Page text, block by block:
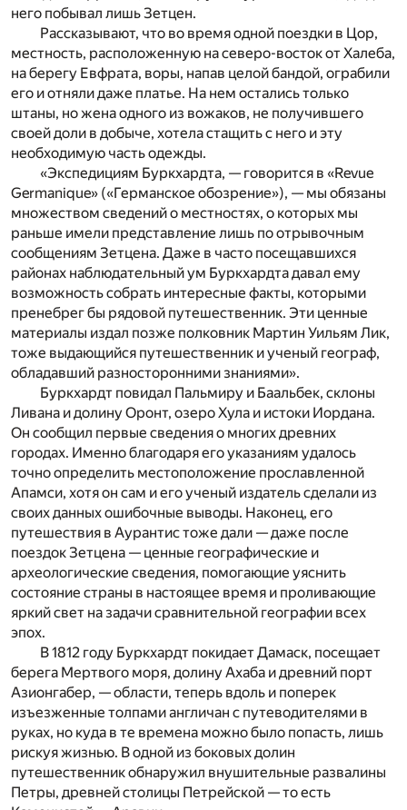
него побывал лишь Зетцен.
Рассказывают, что во время одной поездки в Цор,
местность, расположенную на северо-восток от Халеба,
на берегу Евфрата, воры, напав целой бандой, ограбили
его и отняли даже платье. На нем остались только
штаны, но жена одного из вожаков, не получившего
своей доли в добыче, хотела стащить с него и эту
необходимую часть одежды.
«Экспедициям Буркхардта, — говорится в «Revue
Germanique» («Германское обозрение»), — мы обязаны
множеством сведений о местностях, о которых мы
раньше имели представление лишь по отрывочным
сообщениям Зетцена. Даже в часто посещавшихся
районах наблюдательный ум Буркхардта давал ему
возможность собрать интересные факты, которыми
пренебрег бы рядовой путешественник. Эти ценные
материалы издал позже полковник Мартин Уильям Лик,
тоже выдающийся путешественник и ученый географ,
обладавший разносторонними знаниями».
Буркхардт повидал Пальмиру и Баальбек, склоны
Ливана и долину Оронт, озеро Хула и истоки Иордана.
Он сообщил первые сведения о многих древних
городах. Именно благодаря его указаниям удалось
точно определить местоположение прославленной
Апамси, хотя он сам и его ученый издатель сделали из
своих данных ошибочные выводы. Наконец, его
путешествия в Аурантис тоже дали — даже после
поездок Зетцена — ценные географические и
археологические сведения, помогающие уяснить
состояние страны в настоящее время и проливающие
яркий свет на задачи сравнительной географии всех
эпох.
В 1812 году Буркхардт покидает Дамаск, посещает
берега Мертвого моря, долину Ахаба и древний порт
Азионгабер, — области, теперь вдоль и поперек
изъезженные толпами англичан с путеводителями в
руках, но куда в те времена можно было попасть, лишь
рискуя жизнью. В одной из боковых долин
путешественник обнаружил внушительные развалины
Петры, древней столицы Петрейской — то есть